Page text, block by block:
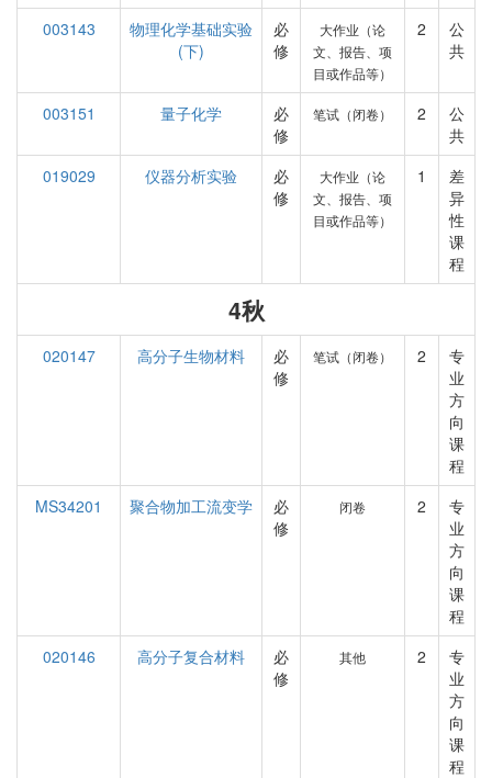
003143
物理化学基础实验
(下)
必
修
大作业（论
文、报告、项
目或作品等）
2
公
共
003151 量子化学
必
修
笔试（闭卷） 2
公
共
019029
仪器分析实验
必
修
大作业（论
文、报告、项
目或作品等）
1
差
异
性
课
程
4秋
020147 高分子生物材料
必
修
笔试（闭卷） 2
专
业
方
向
课
程
MS34201
聚合物加工流变学
必
修
闭卷 2
专
业
方
向
课
程
020146
高分子复合材料
必
修
其他 2
专
业
方
向
课
程